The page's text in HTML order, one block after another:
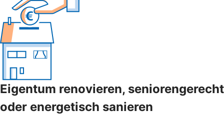
Eigentum renovieren, seniorengerecht
oder energetisch sanieren